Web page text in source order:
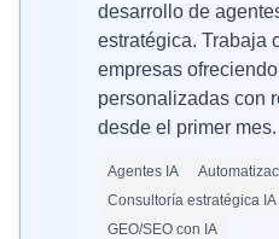
desarrollo de
estratégica. Trabaja
empresas
personalizadas con
desde el primer mes.
Agentes IA
Consultoría estratégica IA
GEO/SEO con IA